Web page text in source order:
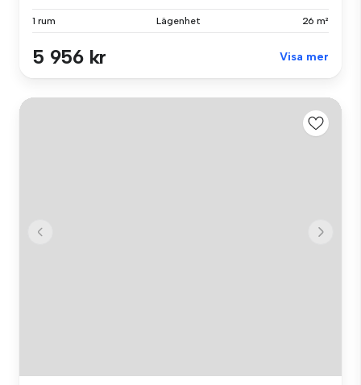
1 rum Lägenhet 26 m²
5 956 kr Visa mer